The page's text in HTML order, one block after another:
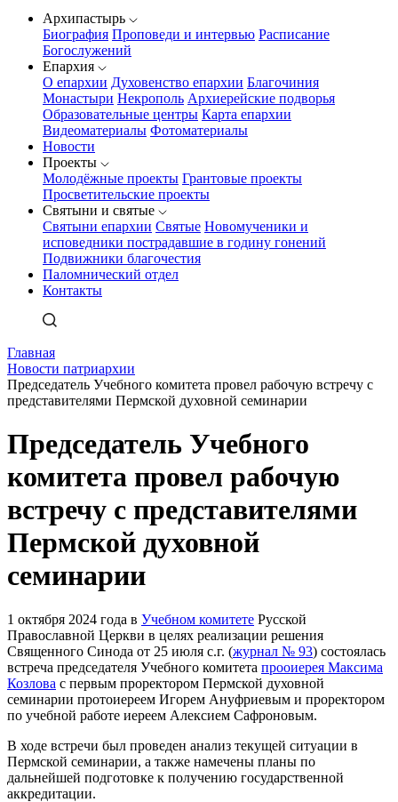
Архипастырь
Биография Проповеди и интервью Расписание
Богослужений
Епархия
О епархии Духовенство епархии Благочиния
Монастыри Некрополь Архиерейские подворья
Образовательные центры Карта епархии
Видеоматериалы Фотоматериалы
Новости
Проекты
Молодёжные проекты Грантовые проекты
Просветительские проекты
Святыни и святые
Святыни епархии Святые Новомученики и
исповедники пострадавшие в годину гонений
Подвижники благочестия
Паломнический отдел
Контакты
Главная
Новости патриархии
Председатель Учебного комитета провел рабочую встречу с
представителями Пермской духовной семинарии
Председатель Учебного
комитета провел рабочую
встречу с представителями
Пермской духовной
семинарии
1 октября 2024 года в Учебном комитете Русской
Православной Церкви в целях реализации решения
Священного Синода от 25 июля с.г. (журнал № 93) состоялась
встреча председателя Учебного комитета прооиерея Максима
Козлова с первым проректором Пермской духовной
семинарии протоиереем Игорем Ануфриевым и проректором
по учебной работе иереем Алексием Сафроновым.
В ходе встречи был проведен анализ текущей ситуации в
Пермской семинарии, а также намечены планы по
дальнейшей подготовке к получению государственной
аккредитации.